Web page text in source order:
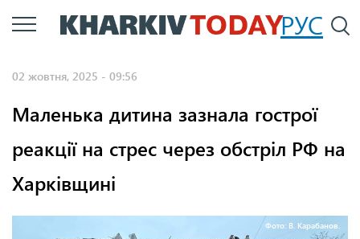
Перейти
до
РУС
02 жовтня, 2025 - 09:56
Маленька дитина зазнала гострої
реакції на стрес через обстріл РФ на
Харківщині
Фото: В. Карабанов.